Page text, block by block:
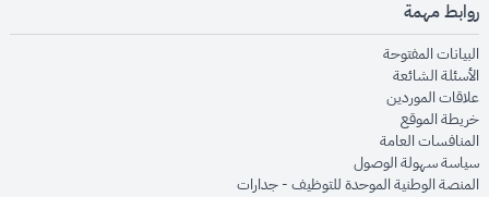
روابط مهمة
البيانات المفتوحةopens in new window
الأسئلة الشائعةopens in new window
علاقات الموردينopens in new window
خريطة الموقعopens in new window
المنافسات العامةopens in new window
سياسة سهولة الوصولopens in new window
المنصة الوطنية الموحدة للتوظيف - جداراتopens in new window